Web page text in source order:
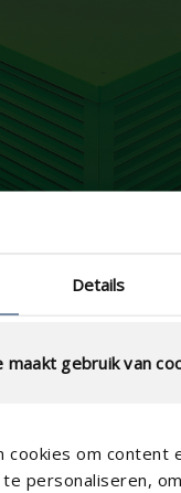
Details
maakt gebruik van
cookies om content
personaliseren,